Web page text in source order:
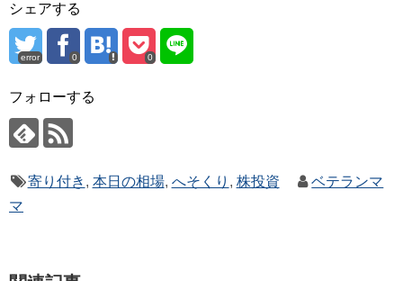
シェアする
error 0 0
フォローする
寄り付き , 本日の相場, へそくり , 株投資
ベテランマ
マ